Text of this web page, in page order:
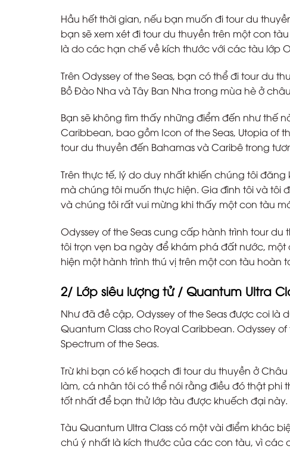
Hầu hết thời gian, nếu bạn muốn đi tour du
bạn sẽ xem xét đi tour du thuyền trên một con
là do các hạn chế về kích thước với các tàu lớp
Trên Odyssey of the Seas, bạn có thể đi tour du
Bồ Đào Nha và Tây Ban Nha trong mùa hè ở
Bạn sẽ không tìm thấy những điểm đến như thế
Caribbean, bao gồm Icon of the Seas, Utopia of
tour du thuyền đến Bahamas và Caribê trong
Trên thực tế, lý do duy nhất khiến chúng tôi đăng
mà chúng tôi muốn thực hiện. Gia đình tôi và tôi
và chúng tôi rất vui mừng khi thấy một con tàu
Odyssey of the Seas cung cấp hành trình tour
tôi trọn vẹn ba ngày để khám phá đất nước,
hiện một hành trình thú vị trên một con tàu hoàn
2/ Lớp siêu lượng tử / Quantum Ultra
Như đã đề cập, Odyssey of the Seas được coi là
Quantum Class cho Royal Caribbean. Odyssey
Spectrum of the Seas.
Trừ khi bạn có kế hoạch đi tour du thuyền ở
làm, cá nhân tôi có thể nói rằng điều đó thật phi
tốt nhất để bạn thử lớp tàu được khuếch đại này.
Tàu Quantum Ultra Class có một vài điểm khác
chú ý nhất là kích thước của các con tàu, vì các